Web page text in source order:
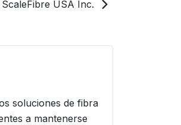
USA Inc.
soluciones de fibra
a mantenerse